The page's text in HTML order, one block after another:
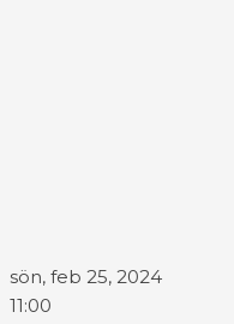
sön, feb 25, 2024
11:00